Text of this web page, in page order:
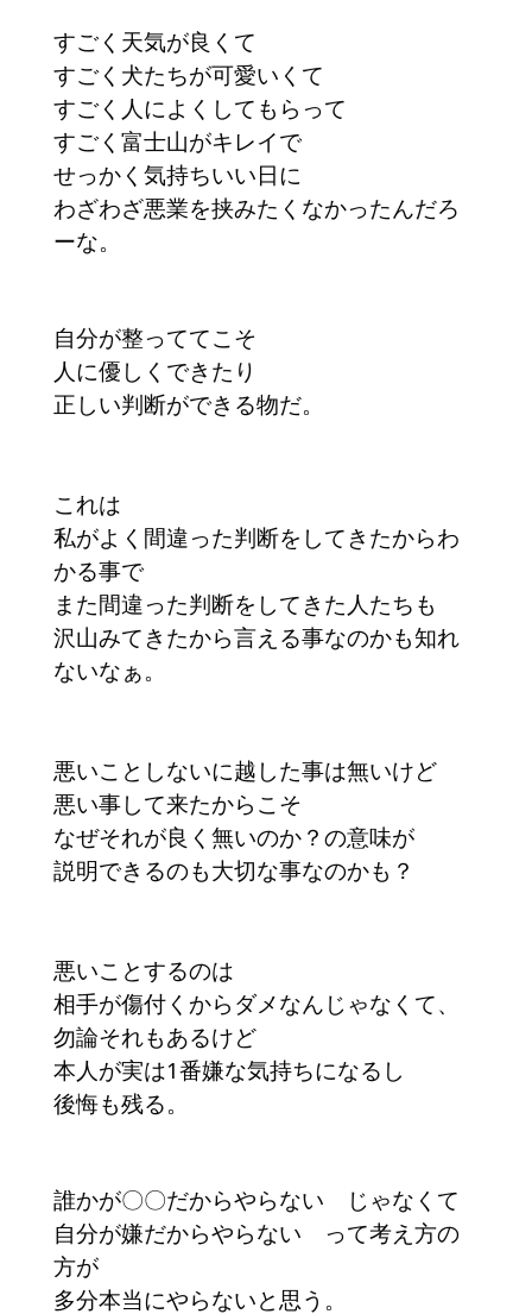
すごく天気が良くて
すごく犬たちが可愛いくて
すごく人によくしてもらって
すごく富士山がキレイで
せっかく気持ちいい日に
わざわざ悪業を挟みたくなかったんだろ
ーな。
自分が整っててこそ
人に優しくできたり
正しい判断ができる物だ。
これは
私がよく間違った判断をしてきたからわ
かる事で
また間違った判断をしてきた人たちも
沢山みてきたから言える事なのかも知れ
ないなぁ。
悪いことしないに越した事は無いけど
悪い事して来たからこそ
なぜそれが良く無いのか？の意味が
説明できるのも大切な事なのかも？
悪いことするのは
相手が傷付くからダメなんじゃなくて、
勿論それもあるけど
本人が実は1番嫌な気持ちになるし
後悔も残る。
誰かが〇〇だからやらない じゃなくて
自分が嫌だからやらない って考え方の
方が
多分本当にやらないと思う。